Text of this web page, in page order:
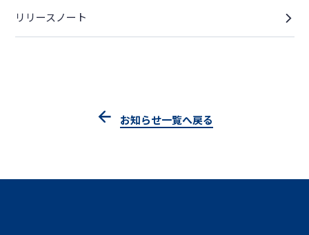
リリースノート
お知らせ一覧へ戻る